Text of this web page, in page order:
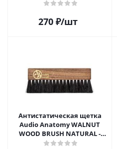
270 ₽/шт
Антистатическая щетка
Audio Anatomy WALNUT
WOOD BRUSH NATURAL -
DELUXE